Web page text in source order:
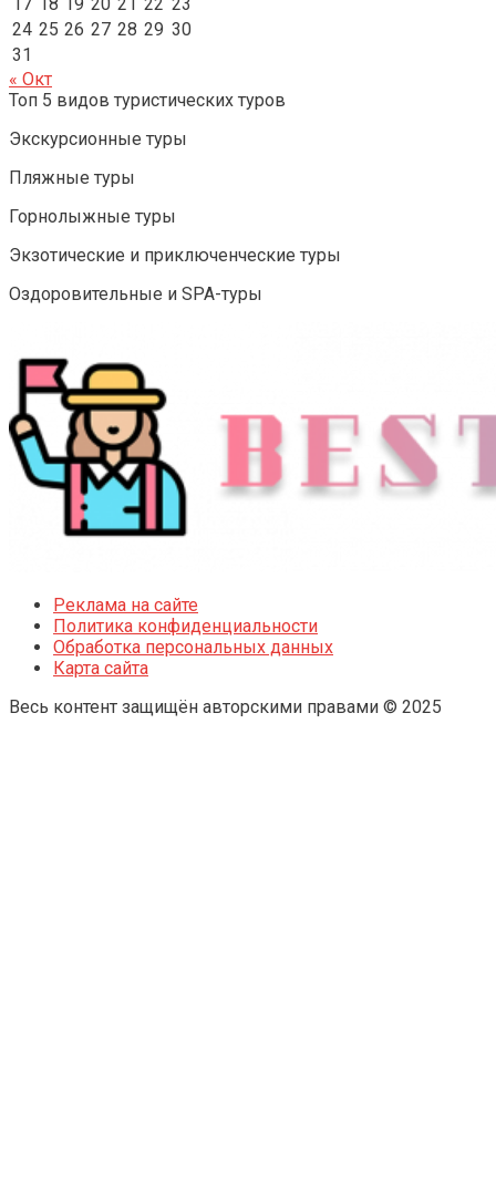
24 25 26 27 28 29 30
31
« Окт
Топ 5 видов туристических туров
Экскурсионные туры
Пляжные туры
Горнолыжные туры
Экзотические и приключенческие туры
Оздоровительные и SPA-туры
Реклама на сайте
Политика конфиденциальности
Обработка персональных данных
Карта сайта
Весь контент защищён авторскими правами © 2025